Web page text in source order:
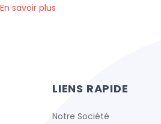
En savoir plus
LIENS RAPIDE
Notre Société